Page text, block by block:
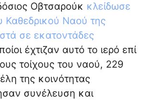
Οβτσαρούκ κλείδωσε
Καθεδρικού Ναού της
σε εκατοντάδες
έχτιζαν αυτό το ιερό επί
τοίχους του ναού, 229
της κοινότητας
συνέλευση και